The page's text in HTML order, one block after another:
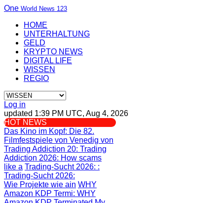
One World News 123
HOME
UNTERHALTUNG
GELD
KRYPTO NEWS
DIGITAL LIFE
WISSEN
REGIO
Log in
updated 1:39 PM UTC, Aug 4, 2026
HOT NEWS
Das Kino im Kopf: Die 82.
Filmfestspiele von Venedig von
Trading Addiction 20: Trading
Addiction 2026: How scams
like a Trading-Sucht 2026: :
Trading-Sucht 2026:
Wie Projekte wie ain WHY
Amazon KDP Termi: WHY